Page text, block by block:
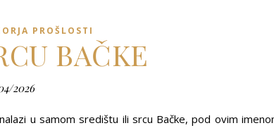
PROŠLOSTI
BAČKE
2026
u samom središtu ili srcu Bačke, pod ovim